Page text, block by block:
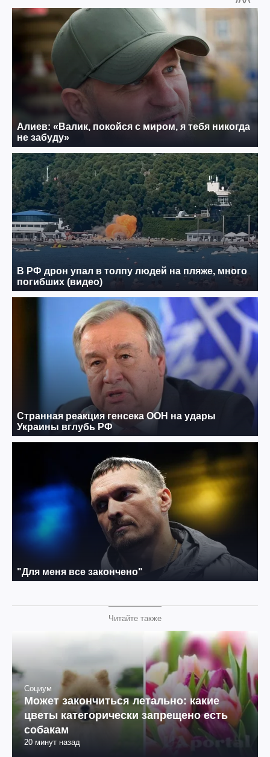
Читайте также
Социум
Может закончиться летально: какие
цветы категорически запрещено есть
собакам
20 минут назад